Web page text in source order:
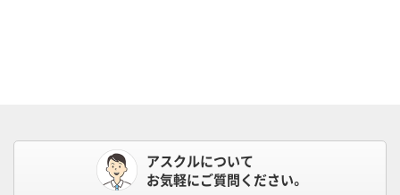
アスクルについて
お気軽にご質問ください。